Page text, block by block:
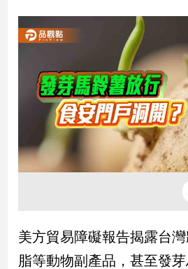
產
經/
品
政
治
美方貿易障礙報告揭露台
脂等動物副產品，甚至發